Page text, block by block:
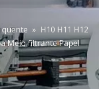
» H10 H11 H12
Meio filtrante Papel
G3 G4 personalizado cor azul tapetes de filtro de algodão material de filtro de ar primário de mídia